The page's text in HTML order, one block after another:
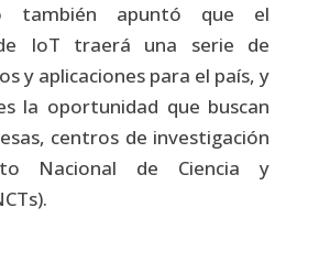
también apuntó que el
IoT traerá una serie de
y aplicaciones para el país, y
la oportunidad que buscan
centros de investigación
Nacional de Ciencia y